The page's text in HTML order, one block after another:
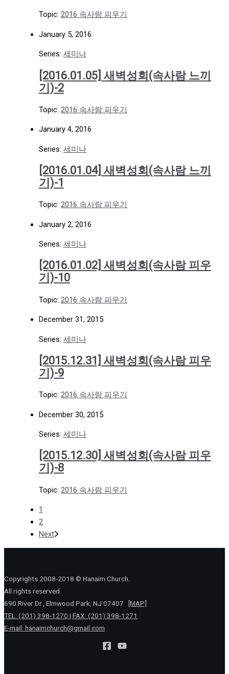
Topic: 2016 속사람 피우기
January 5, 2016
Series: 세미나
[2016.01.05] 새벽성회(속사람 느끼
기)-2
Topic: 2016 속사람 피우기
January 4, 2016
Series: 세미나
[2016.01.04] 새벽성회(속사람 느끼
기)-1
Topic: 2016 속사람 피우기
January 2, 2016
Series: 세미나
[2016.01.02] 새벽성회(속사람 피우
기)-10
Topic: 2016 속사람 피우기
December 31, 2015
Series: 세미나
[2015.12.31] 새벽성회(속사람 피우
기)-9
Topic: 2016 속사람 피우기
December 30, 2015
Series: 세미나
[2015.12.30] 새벽성회(속사람 피우
기)-8
Topic: 2016 속사람 피우기
1
2
Next
Copyrights 2008-2018 © Hanaim Church.
All rights reserved.
690 River Dr., Elmwood Park, NJ 07407
[MAP]
TEL: (201) 398-1270 | FAX: (201) 398-1271
E-mail: hanaimchurch@gmail.com